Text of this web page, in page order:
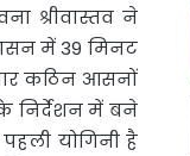
श्रीवास्तव ने
में 39 मिनट
कठिन आसनों
के निर्देशन में बने
योगिनी है